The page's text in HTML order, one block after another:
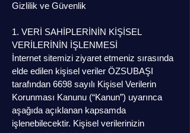
Gizlilik ve Güvenlik
1. VERİ SAHİPLERİNİN KİŞİSEL
VERİLERİNİN İŞLENMESİ
İnternet sitemizi ziyaret etmeniz sırasında
elde edilen kişisel veriler ÖZSUBAŞI
tarafından 6698 sayılı Kişisel Verilerin
Korunması Kanunu (“Kanun”) uyarınca
aşağıda açıklanan kapsamda
işlenebilecektir. Kişisel verilerinizin